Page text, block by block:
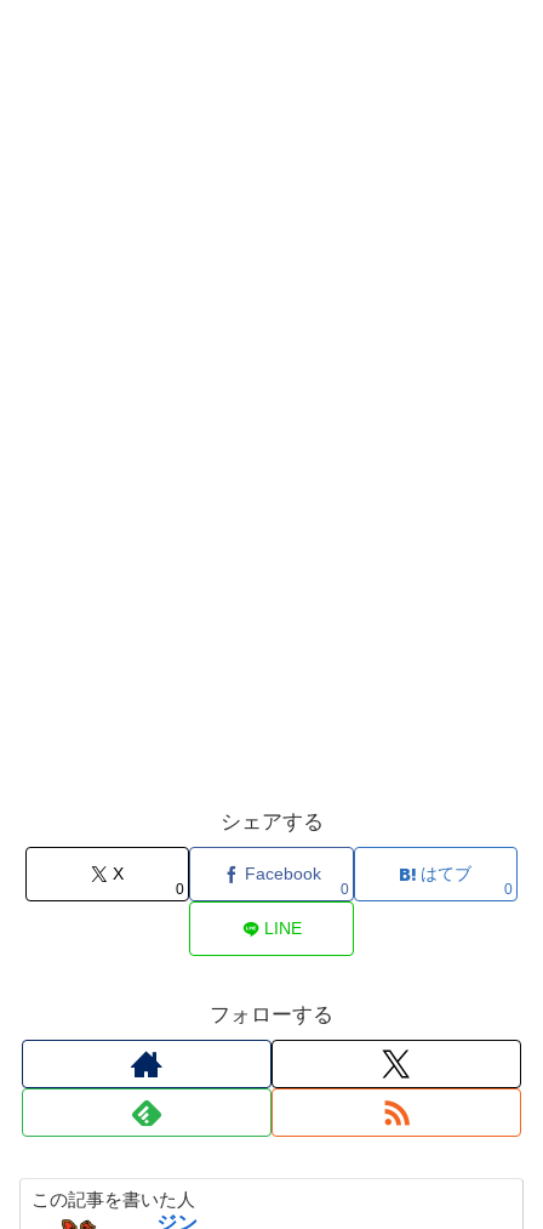
シェアする
X
0
Facebook
0
はてブ
0
LINE
フォローする
この記事を書いた人
ジン